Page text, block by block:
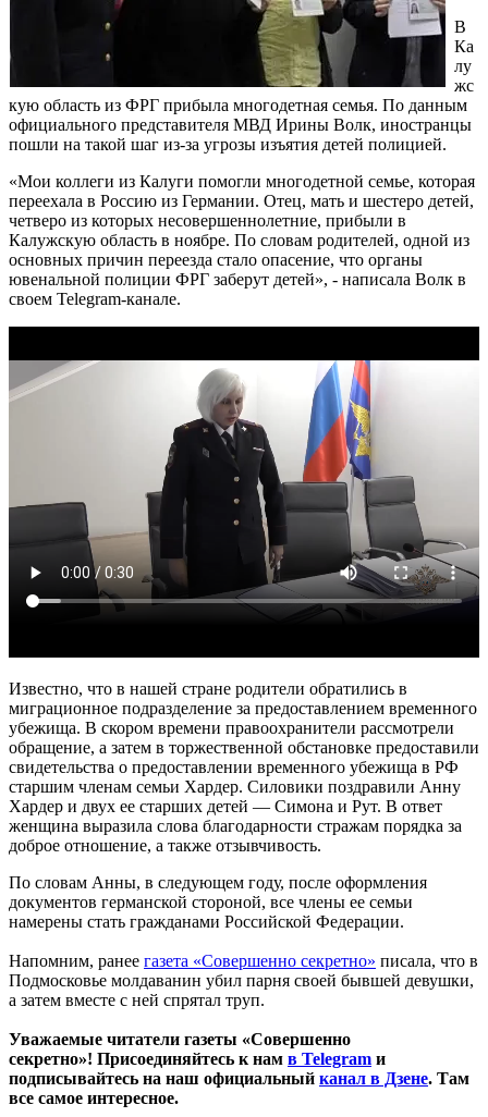
В
Ка
лу
жс
кую область из ФРГ прибыла многодетная семья. По данным
официального представителя МВД Ирины Волк, иностранцы
пошли на такой шаг из-за угрозы изъятия детей полицией.
«Мои коллеги из Калуги помогли многодетной семье, которая
переехала в Россию из Германии. Отец, мать и шестеро детей,
четверо из которых несовершеннолетние, прибыли в
Калужскую область в ноябре. По словам родителей, одной из
основных причин переезда стало опасение, что органы
ювенальной полиции ФРГ заберут детей», - написала Волк в
своем Telegram-канале.
Известно, что в нашей стране родители обратились в
миграционное подразделение за предоставлением временного
убежища. В скором времени правоохранители рассмотрели
обращение, а затем в торжественной обстановке предоставили
свидетельства о предоставлении временного убежища в РФ
старшим членам семьи Хардер. Силовики поздравили Анну
Хардер и двух ее старших детей — Симона и Рут. В ответ
женщина выразила слова благодарности стражам порядка за
доброе отношение, а также отзывчивость.
По словам Анны, в следующем году, после оформления
документов германской стороной, все члены ее семьи
намерены стать гражданами Российской Федерации.
Напомним, ранее газета «Совершенно секретно» писала, что в
Подмосковье молдаванин убил парня своей бывшей девушки,
а затем вместе с ней спрятал труп.
Уважаемые читатели газеты «Совершенно
секретно»! Присоединяйтесь к нам в Telegram и
подписывайтесь на наш официальный канал в Дзене. Там
все самое интересное.